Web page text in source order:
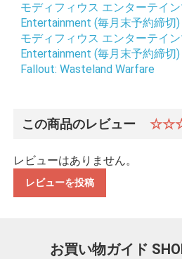
モディフィウス エンターテイ
Entertainment (毎月末予約締切)
モディフィウス エンターテイ
Entertainment (毎月末予約締切)
Fallout: Wasteland Warfare
この商品のレビュー
レビューはありません。
レビューを投稿
お買い物ガイド